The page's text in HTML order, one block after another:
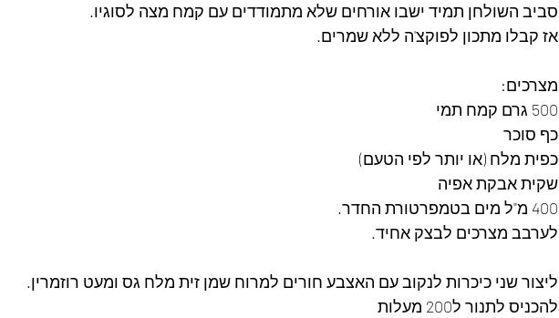
סביב השולחן תמיד ישבו אורחים שלא מתמודדים עם קמח מצה לסוגיו.
אז קבלו מתכון לפוקצ'ה ללא שמרים.
מצרכים:
500 גרם קמח תמי
כף סוכר
כפית מלח (או יותר לפי הטעם)
שקית אבקת אפיה
400 מ"ל מים בטמפרטורת החדר.
לערבב מצרכים לבצק אחיד.
ליצור שני כיכרות לנקוב עם האצבע חורים למרוח שמן זית מלח גס ומעט רוזמרין.
להכניס לתנור ל200 מעלות